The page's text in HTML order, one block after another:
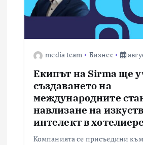
media team Бизнес
Екипът на Sirma ще
създаването на
международните
навлизане на
интелект в
Компанията се присъедини